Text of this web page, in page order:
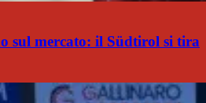
sul mercato: il Südtirol si tira